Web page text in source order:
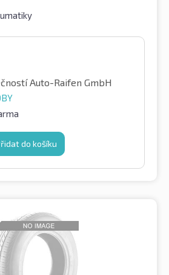
Auto-Raifen GmbH
do košíku